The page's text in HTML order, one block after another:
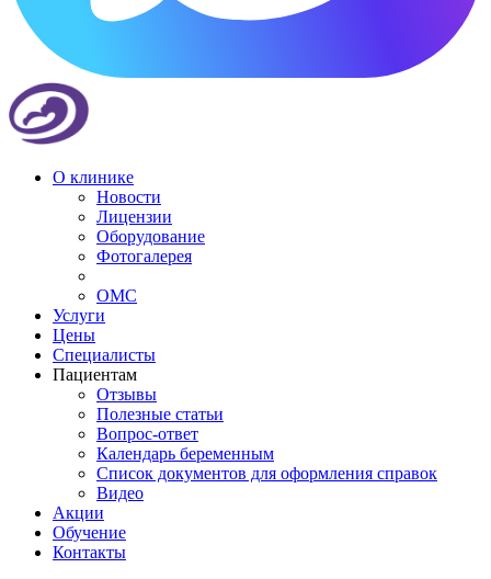
О клинике
Новости
Лицензии
Оборудование
Фотогалерея
ОМС
Услуги
Цены
Специалисты
Пациентам
Отзывы
Полезные статьи
Вопрос-ответ
Календарь беременным
Список документов для оформления справок
Видео
Акции
Обучение
Контакты